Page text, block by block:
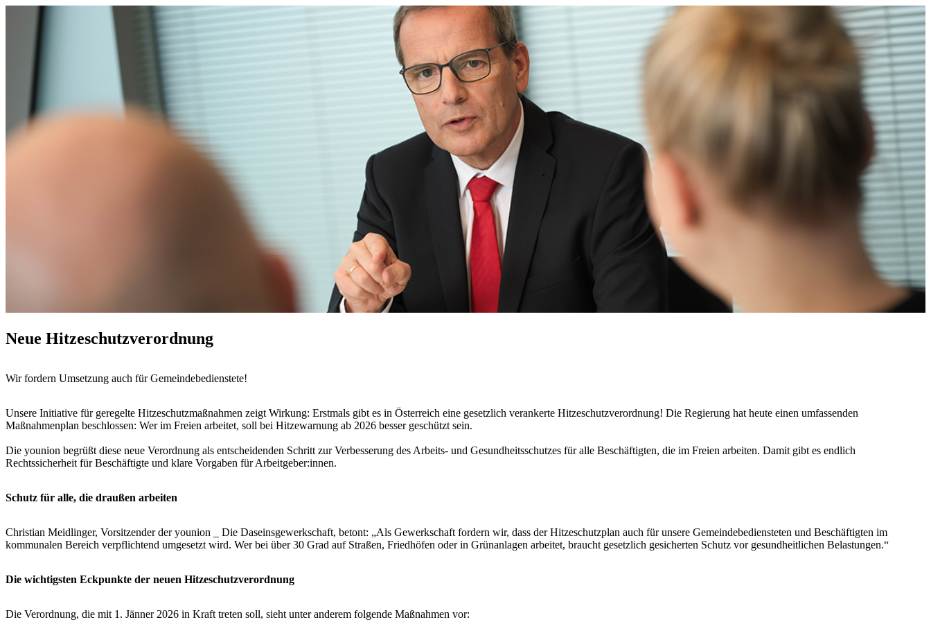
Neue Hitzeschutzverordnung
Wir fordern Umsetzung auch für Gemeindebedienstete!
Unsere Initiative für geregelte Hitzeschutzmaßnahmen zeigt Wirkung: Erstmals gibt es in Österreich eine gesetzlich verankerte Hitzeschutzverordnung! Die Regierung hat heute einen umfassenden
Maßnahmenplan beschlossen: Wer im Freien arbeitet, soll bei Hitzewarnung ab 2026 besser geschützt sein.
Die younion begrüßt diese neue Verordnung als entscheidenden Schritt zur Verbesserung des Arbeits- und Gesundheitsschutzes für alle Beschäftigten, die im Freien arbeiten. Damit gibt es endlich
Rechtssicherheit für Beschäftigte und klare Vorgaben für Arbeitgeber:innen.
Schutz für alle, die draußen arbeiten
Christian Meidlinger, Vorsitzender der younion
Die Daseinsgewerkschaft, betont: „Als Gewerkschaft fordern wir, dass der Hitzeschutzplan auch für unsere Gemeindebediensteten und Beschäftigten im
kommunalen Bereich verpflichtend umgesetzt wird. Wer bei über 30 Grad auf Straßen, Friedhöfen oder in Grünanlagen arbeitet, braucht gesetzlich gesicherten Schutz vor gesundheitlichen Belastungen.“
Die wichtigsten Eckpunkte der neuen Hitzeschutzverordnung
Die Verordnung, die mit 1. Jänner 2026 in Kraft treten soll, sieht unter anderem folgende Maßnahmen vor: